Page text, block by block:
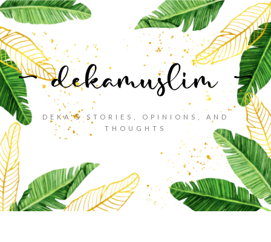
DEKA'S STORIES, OPINIONS, AND
THOUGHTS